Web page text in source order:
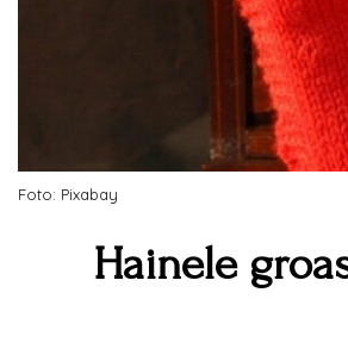
Foto: Pixabay
Hainele